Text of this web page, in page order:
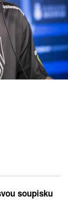
soupisku